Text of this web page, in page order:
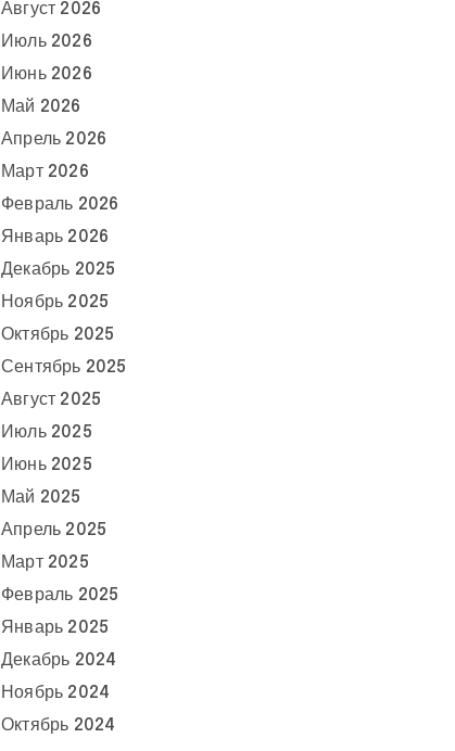
Август 2026
Июль 2026
Июнь 2026
Май 2026
Апрель 2026
Март 2026
Февраль 2026
Январь 2026
Декабрь 2025
Ноябрь 2025
Октябрь 2025
Сентябрь 2025
Август 2025
Июль 2025
Июнь 2025
Май 2025
Апрель 2025
Март 2025
Февраль 2025
Январь 2025
Декабрь 2024
Ноябрь 2024
Октябрь 2024